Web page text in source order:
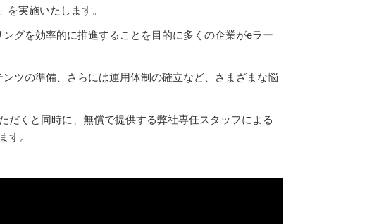
実施いたします。
グを効率的に推進することを目的に多くの企業がeラー
ツの準備、さらには運用体制の確立など、さまざまな悩
だくと同時に、無償で提供する弊社専任スタッフによる
す。